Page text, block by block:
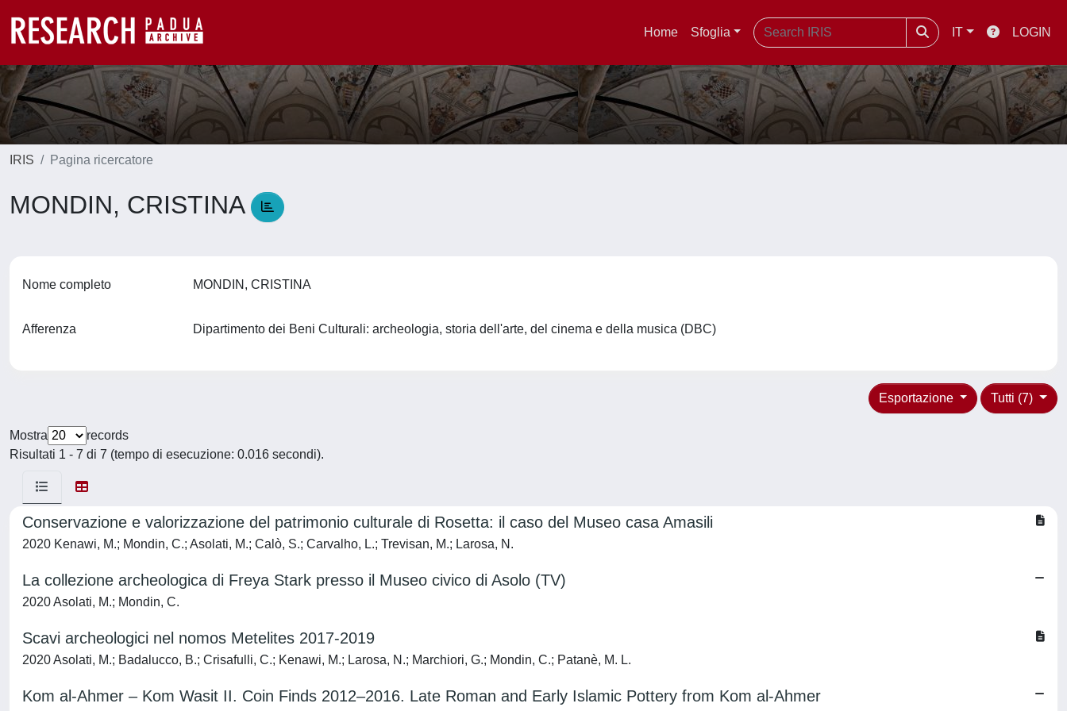
Home Sfoglia IT LOGIN
IRIS Pagina ricercatore
MONDIN, CRISTINA
Nome completo MONDIN, CRISTINA
Afferenza Dipartimento dei Beni Culturali: archeologia, storia dell'arte, del cinema e della musica (DBC)
Tutti (7)
Esportazione
Mostra
records
Risultati 1 - 7 di 7 (tempo di esecuzione: 0.016 secondi).
Conservazione e valorizzazione del patrimonio culturale di Rosetta: il caso del Museo casa Amasili
2020 Kenawi, M.; Mondin, C.; Asolati, M.; Calò, S.; Carvalho, L.; Trevisan, M.; Larosa, N.
La collezione archeologica di Freya Stark presso il Museo civico di Asolo (TV)
2020 Asolati, M.; Mondin, C.
Scavi archeologici nel nomos Metelites 2017-2019
2020 Asolati, M.; Badalucco, B.; Crisafulli, C.; Kenawi, M.; Larosa, N.; Marchiori, G.; Mondin, C.; Patanè, M. L.
Kom al-Ahmer – Kom Wasit II. Coin Finds 2012–2016. Late Roman and Early Islamic Pottery from Kom al-Ahmer